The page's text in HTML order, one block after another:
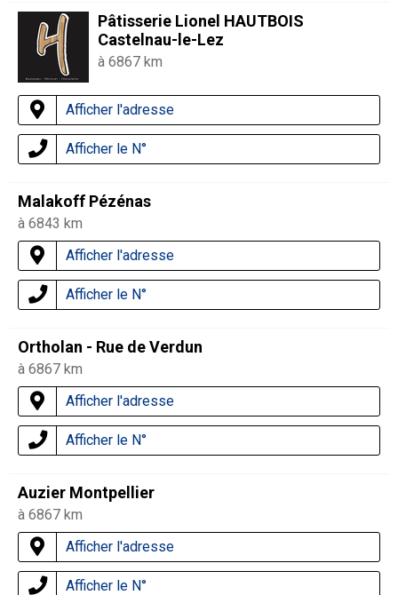
Pâtisserie Lionel HAUTBOIS
Castelnau-le-Lez
à 6867 km
Afficher l'adresse
Afficher le N°
Malakoff Pézénas
à 6843 km
Afficher l'adresse
Afficher le N°
Ortholan - Rue de Verdun
à 6867 km
Afficher l'adresse
Afficher le N°
Auzier Montpellier
à 6867 km
Afficher l'adresse
Afficher le N°